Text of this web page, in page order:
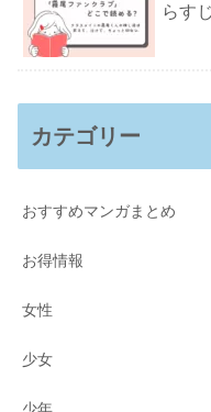
らす
カテゴリー
おすすめマンガまとめ
お得情報
女性
少女